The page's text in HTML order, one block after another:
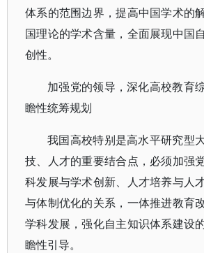
体系的范围边界，提高中国学术的
国理论的学术含量，全面展现中国
创性。
加强党的领导，深化高校教育
瞻性统筹规划
我国高校特别是高水平研究型
技、人才的重要结合点，必须加强
科发展与学术创新、人才培养与人
与体制优化的关系，一体推进教育
学科发展，强化自主知识体系建设
瞻性引导。